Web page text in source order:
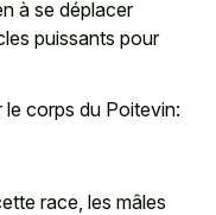
à se déplacer
puissants pour
le corps du Poitevin:
race, les mâles